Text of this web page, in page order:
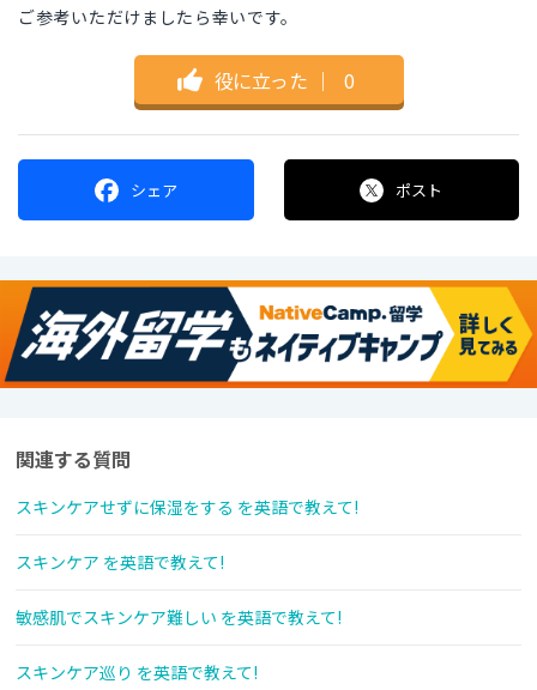
ご参考いただけましたら幸いです。
役に立った ｜ 0
シェア ポスト
関連する質問
スキンケアせずに保湿をする を英語で教えて!
スキンケア を英語で教えて!
敏感肌でスキンケア難しい を英語で教えて!
スキンケア巡り を英語で教えて!